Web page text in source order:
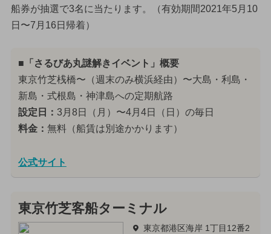
船券が抽選で3名に当たります。（有効期間2021年5月10
日〜7月16日帰着）
■「さるびあ丸謎解きイベント」概要
東京竹芝桟橋〜（週末のみ横浜経由）〜大島・利島・
新島・式根島・神津島への定期航路
設定日： 3月8日（月）〜4月4日（日）の毎日
料金： 無料（船賃は別途かかります）
公式サイト
東京竹芝客船ターミナル
東京都港区海岸 1丁目12番2